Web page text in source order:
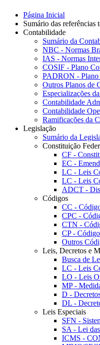
Página Inicial
Sumário das referências
Contabilidade
Sumário da
NBC - Normas
IAS - Normas
COSIF - Plano
PADRON - Plano
Outros Planos de
Especializações
Contabilidade
Contabilidade
Ramificações da
Legislação
Sumário da
Constituição
CF -
EC -
LC - Leis
LC - Leis
ADCT -
Códigos
CC -
CPC -
CTN -
CP -
Outros
Leis, Decretos e
Busca de
LC - Leis
LO - Leis
MP -
D -
DL -
Leis Especiais
SFN -
SA - Lei
ICMS -